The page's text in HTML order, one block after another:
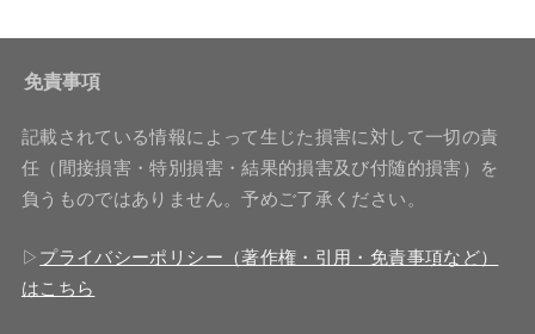
免責事項
記載されている情報によって生じた損害に対して一切の責
任（間接損害・特別損害・結果的損害及び付随的損害）を
負うものではありません。予めご了承ください。
▷ プライバシーポリシー（著作権・引用・免責事項など）
はこちら